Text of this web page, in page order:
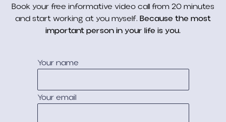
Book your free informative video call from 20 minutes
and start working at you myself. Because the most
important person in your life is you.
Your name
Your email